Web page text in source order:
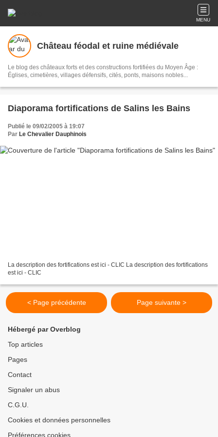
MENU
Château féodal et ruine médiévale
Le blog des châteaux forts et des constructions fortifiées du Moyen Âge :
Églises, cimetières, villages défensifs, cités, ponts, maisons nobles...
Diaporama fortifications de Salins les Bains
Publié le 09/02/2005 à 19:07
Par Le Chevalier Dauphinois
La description des fortifications est ici - CLIC La description des fortifications
est ici - CLIC
< Page précédente Page suivante >
Hébergé par Overblog
Top articles
Pages
Contact
Signaler un abus
C.G.U.
Cookies et données personnelles
Préférences cookies